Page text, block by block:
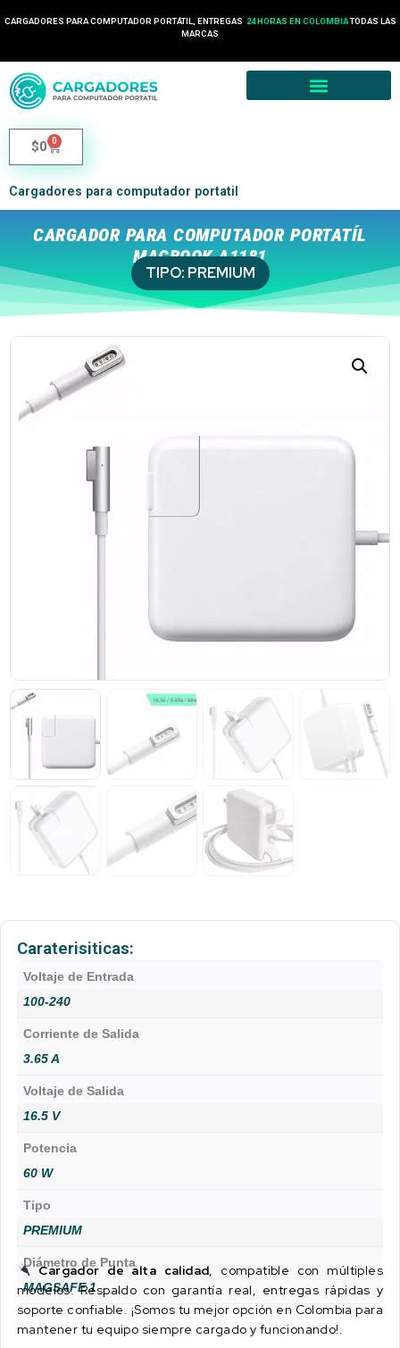
CARGADORES PARA COMPUTADOR PORTÁTIL, ENTREGAS 24 HORAS EN COLOMBIATODAS LAS
MARCAS
$0 0
Cargadores para computador portatil
CARGADOR PARA COMPUTADOR PORTATÍL
MACBOOK A1181
TIPO: PREMIUM
Caraterisiticas:
Voltaje de Entrada
100-240
Corriente de Salida
3.65 A
Voltaje de Salida
16.5 V
Potencia
60 W
Tipo
PREMIUM
Diámetro de Punta
MAGSAFE 1
Cargador de alta calidad, compatible con múltiples
modelos. Respaldo con garantía real, entregas rápidas y
soporte confiable. ¡Somos tu mejor opción en Colombia para
mantener tu equipo siempre cargado y funcionando!.